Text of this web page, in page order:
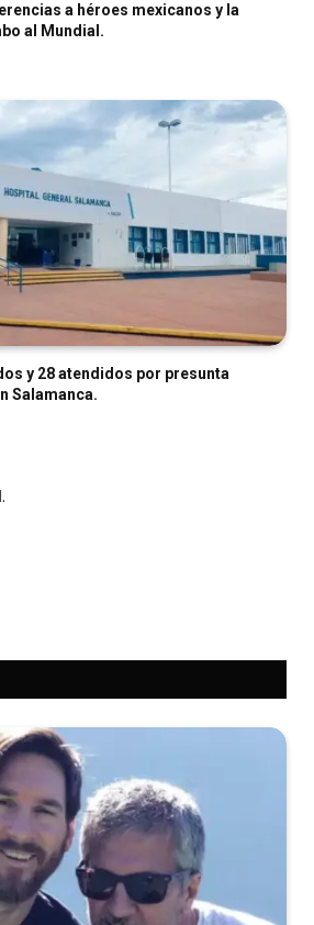
a héroes mexicanos y la
al Mundial.
y 28 atendidos por presunta
Salamanca.